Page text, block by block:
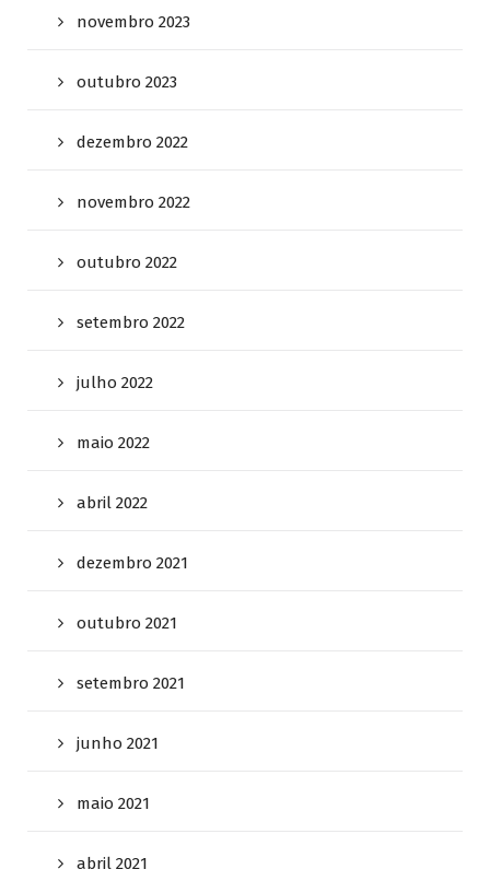
novembro 2023
outubro 2023
dezembro 2022
novembro 2022
outubro 2022
setembro 2022
julho 2022
maio 2022
abril 2022
dezembro 2021
outubro 2021
setembro 2021
junho 2021
maio 2021
abril 2021